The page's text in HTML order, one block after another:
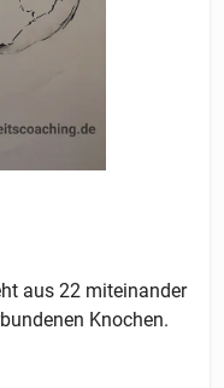
aus 22 miteinander
Knochen.